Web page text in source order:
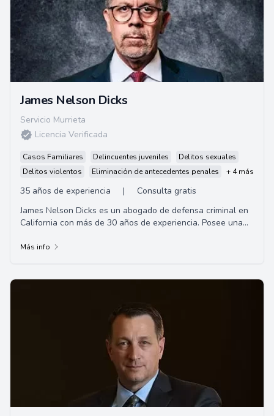
James Nelson Dicks
Servicio Murrieta
Licencia Verificada
Casos Familiares Delincuentes juveniles
Delitos sexuales
Delitos violentos
Eliminación de antecedentes penales + 4 más
35 años de experiencia |
Consulta gratis
James Nelson Dicks es un abogado de defensa criminal en
California con más de 30 años de experiencia. Posee una
Más info